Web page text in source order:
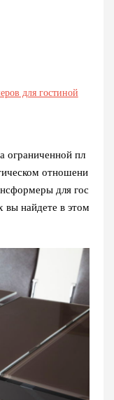
для гостиной
ограниченной пл
отношени
для гос
вы найдете в этом